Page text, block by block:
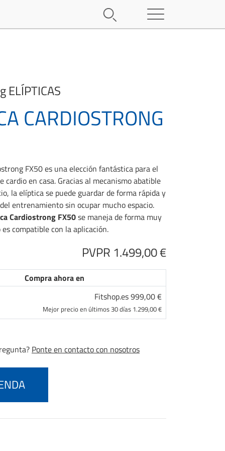
ELÍPTICAS
CARDIOSTRONG
FX50 es una elección fantástica para el
cardio en casa. Gracias al mecanismo abatible
la elíptica se puede guardar de forma rápida y
entrenamiento sin ocupar mucho espacio.
Cardiostrong FX50se maneja de forma muy
compatible con la aplicación.
PVPR 1.499,00 €
Compra ahora en
Fitshop.es 999,00 €
Mejor precio en últimos 30 días 1.299,00 €
Ponte en contacto con nosotros